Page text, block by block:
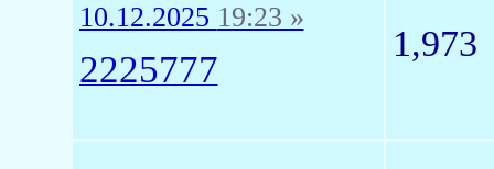
10.12.2025 19:23 »
2225777
1,973